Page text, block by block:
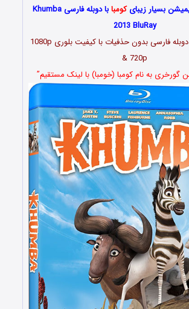
بسیار زیبایکومبا
با دوبله فارسی Khumba
2013 BluRay
Khumba 2013 دوبله فارسی بدون حذفیات با کیفیت بلوری 1080p
& 720p
گورخری به نام کومبا (خومبا) با لینک مستقیم”